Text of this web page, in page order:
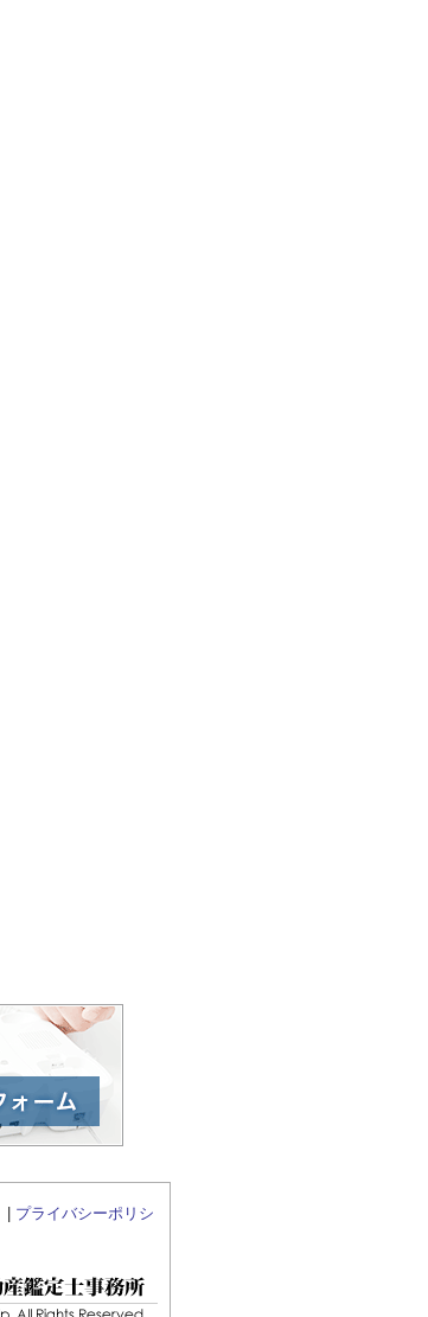
プライバシーポリシ